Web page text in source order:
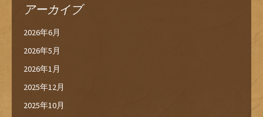
アーカイブ
2026年6月
2026年5月
2026年1月
2025年12月
2025年10月